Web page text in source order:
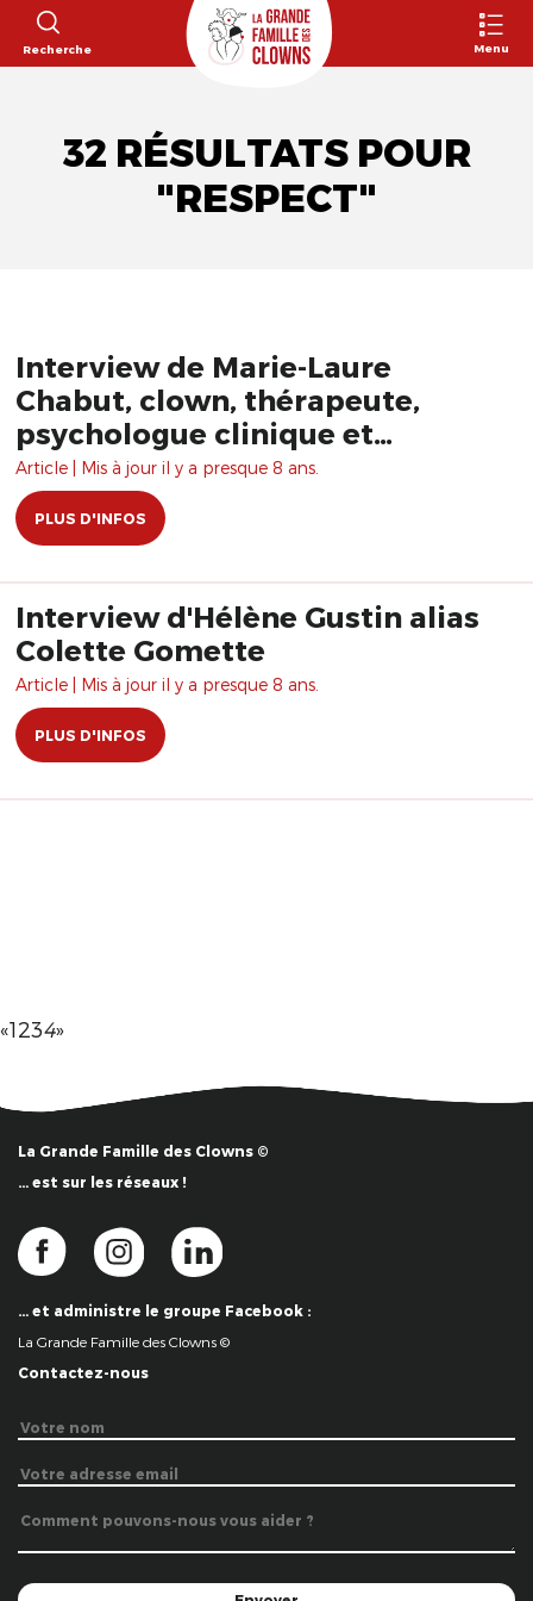
Recherche Menu
32 RÉSULTATS POUR
"RESPECT"
Interview de Marie-Laure
Chabut, clown, thérapeute,
psychologue clinique et
psychanalyste
Article | Mis à jour il y a presque 8 ans.
PLUS D'INFOS
Interview d'Hélène Gustin alias
Colette Gomette
Article | Mis à jour il y a presque 8 ans.
PLUS D'INFOS
«1234»
La Grande Famille des Clowns ©
… est sur les réseaux !
… et administre le groupe Facebook :
La Grande Famille des Clowns ©
Contactez-nous